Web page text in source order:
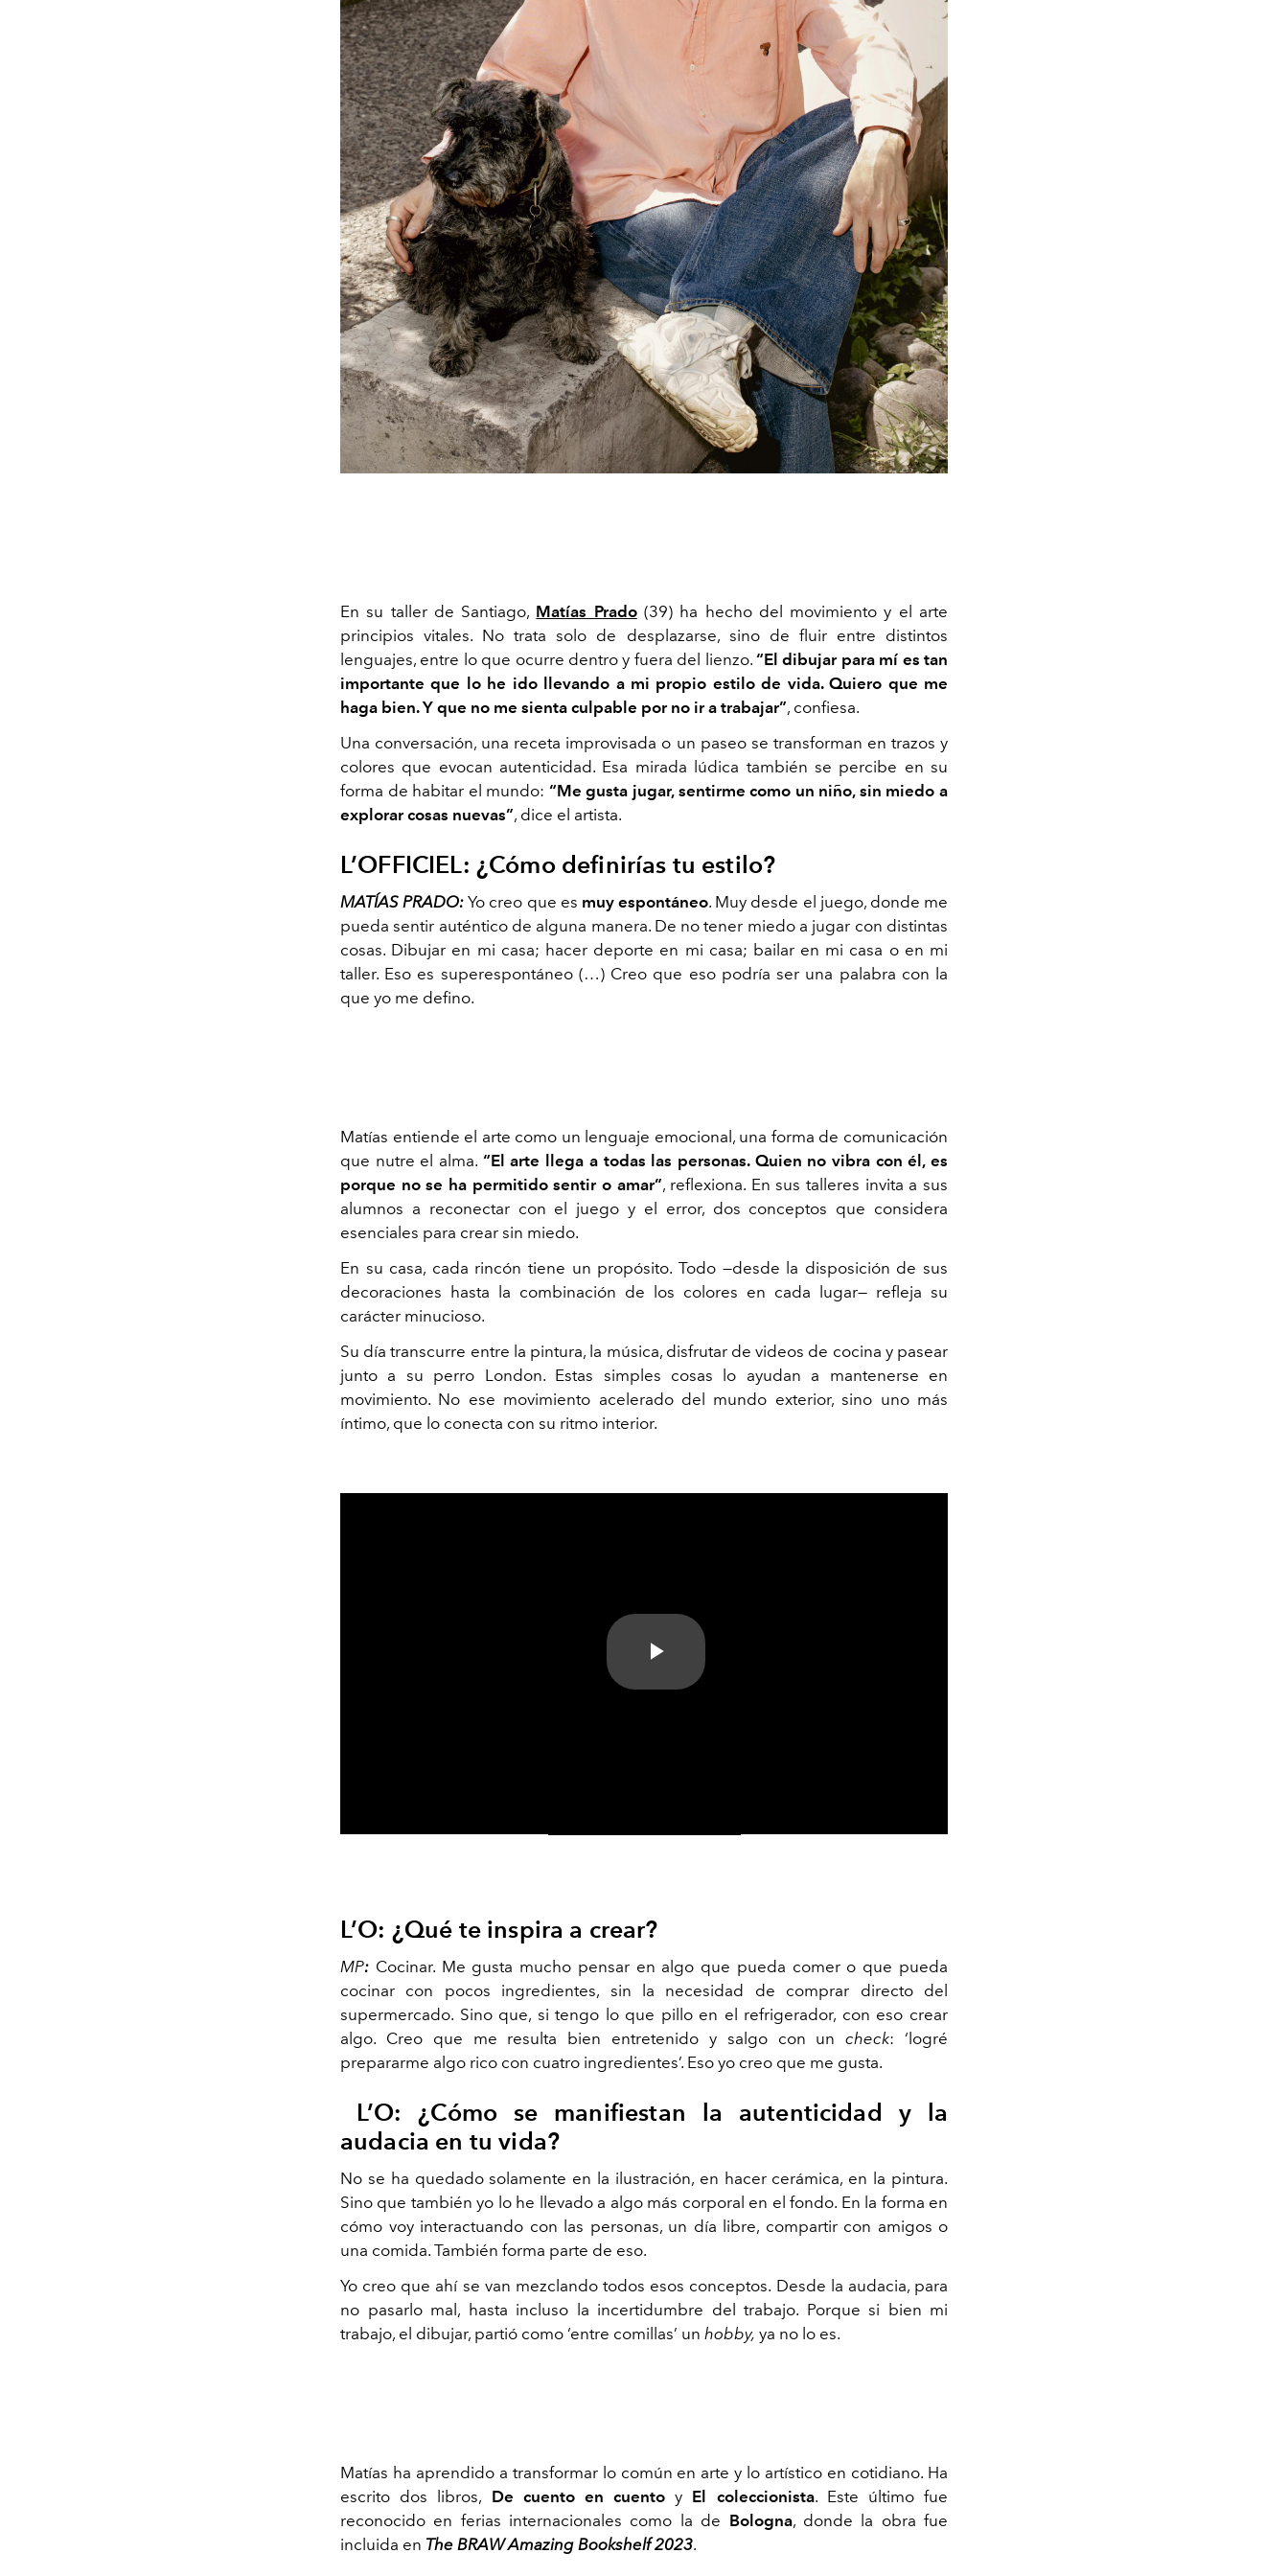
En su taller de Santiago, Matías Prado(39) ha hecho del movimiento y el arte
principios vitales. No trata solo de desplazarse, sino de fluir entre distintos
lenguajes, entre lo que ocurre dentro y fuera del lienzo. “El dibujar para mí es tan
importante que lo he ido llevando a mi propio estilo de vida. Quiero que me
haga bien. Y que no me sienta culpable por no ir a trabajar”, confiesa.
Una conversación, una receta improvisada o un paseo se transforman en trazos y
colores que evocan autenticidad. Esa mirada lúdica también se percibe en su
forma de habitar el mundo: “Me gusta jugar, sentirme como un niño, sin miedo a
explorar cosas nuevas”, dice el artista.
L’OFFICIEL: ¿Cómo definirías tu estilo?
MATÍAS PRADO: Yo creo que es muy espontáneo. Muy desde el juego, donde me
pueda sentir auténtico de alguna manera. De no tener miedo a jugar con distintas
cosas. Dibujar en mi casa; hacer deporte en mi casa; bailar en mi casa o en mi
taller. Eso es superespontáneo (…) Creo que eso podría ser una palabra con la
que yo me defino.
Matías entiende el arte como un lenguaje emocional, una forma de comunicación
que nutre el alma. “El arte llega a todas las personas. Quien no vibra con él, es
porque no se ha permitido sentir o amar”, reflexiona. En sus talleres invita a sus
alumnos a reconectar con el juego y el error, dos conceptos que considera
esenciales para crear sin miedo.
En su casa, cada rincón tiene un propósito. Todo —desde la disposición de sus
decoraciones hasta la combinación de los colores en cada lugar— refleja su
carácter minucioso.
Su día transcurre entre la pintura, la música, disfrutar de videos de cocina y pasear
junto a su perro London. Estas simples cosas lo ayudan a mantenerse en
movimiento. No ese movimiento acelerado del mundo exterior, sino uno más
íntimo, que lo conecta con su ritmo interior.
Play
L’O: ¿Qué te inspira a crear?
MP: Cocinar. Me gusta mucho pensar en algo que pueda comer o que pueda
cocinar con pocos ingredientes, sin la necesidad de comprar directo del
supermercado. Sino que, si tengo lo que pillo en el refrigerador, con eso crear
algo. Creo que me resulta bien entretenido y salgo con uncheck: ‘logré
prepararme algo rico con cuatro ingredientes’. Eso yo creo que me gusta.
L’O: ¿Cómo se manifiestan la autenticidad y la
audacia en tu vida?
No se ha quedado solamente en la ilustración, en hacer cerámica, en la pintura.
Sino que también yo lo he llevado a algo más corporal en el fondo. En la forma en
cómo voy interactuando con las personas, un día libre, compartir con amigos o
una comida. También forma parte de eso.
Yo creo que ahí se van mezclando todos esos conceptos. Desde la audacia, para
no pasarlo mal, hasta incluso la incertidumbre del trabajo. Porque si bien mi
trabajo, el dibujar, partió como ‘entre comillas’ un hobby, ya no lo es.
Matías ha aprendido a transformar lo común en arte y lo artístico en cotidiano. Ha
escrito dos libros, De cuento en cuento y El coleccionista. Este último fue
reconocido en ferias internacionales como la de Bologna, donde la obra fue
incluida en The BRAW Amazing Bookshelf 2023.